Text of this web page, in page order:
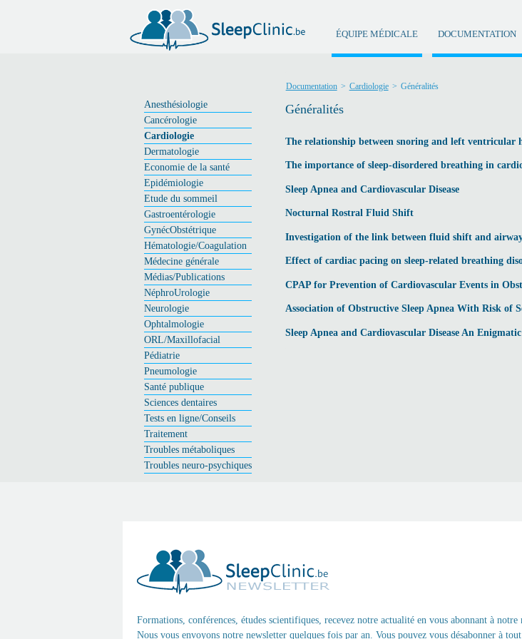
ÉQUIPE MÉDICALE DOCUMENTATION
Anesthésiologie
Cancérologie
Cardiologie
Dermatologie
Economie de la santé
Epidémiologie
Etude du sommeil
Gastroentérologie
GynécObstétrique
Hématologie/Coagulation
Médecine générale
Médias/Publications
NéphroUrologie
Neurologie
Ophtalmologie
ORL/Maxillofacial
Pédiatrie
Pneumologie
Santé publique
Sciences dentaires
Tests en ligne/Conseils
Traitement
Troubles métaboliques
Troubles neuro-psychiques
Documentation > Cardiologie > Généralités
Généralités
The relationship between snoring and left ventricular
The importance of sleep-disordered breathing in
Sleep Apnea and Cardiovascular Disease
Nocturnal Rostral Fluid Shift
Investigation of the link between fluid shift and
Effect of cardiac pacing on sleep-related breathing
CPAP for Prevention of Cardiovascular Events in
Association of Obstructive Sleep Apnea With Risk of
Sleep Apnea and Cardiovascular Disease An
Formations, conférences, études scientifiques, recevez notre actualité en vous abonnant à notre
Nous vous envoyons notre newsletter quelques fois par an. Vous pouvez vous désabonner à